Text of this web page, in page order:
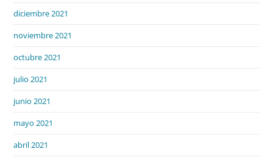
diciembre 2021
noviembre 2021
octubre 2021
julio 2021
junio 2021
mayo 2021
abril 2021